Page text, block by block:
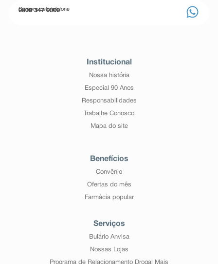
Compre pelo telefone
0800 347 0000
Institucional
Nossa história
Especial 90 Anos
Responsabilidades
Trabalhe Conosco
Mapa do site
Benefícios
Convênio
Ofertas do mês
Farmácia popular
Serviços
Bulário Anvisa
Nossas Lojas
Programa de Relacionamento Drogal Mais